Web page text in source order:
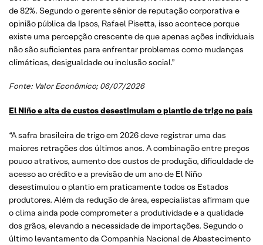
de 82%. Segundo o gerente sênior de reputação corporativa e
opinião pública da Ipsos, Rafael Pisetta, isso acontece porque
existe uma percepção crescente de que apenas ações individuais
não são suficientes para enfrentar problemas como mudanças
climáticas, desigualdade ou inclusão social.”
Fonte: Valor Econômico; 06/07/2026
El Niño e alta de custos desestimulam o plantio de trigo no país
“A safra brasileira de trigo em 2026 deve registrar uma das
maiores retrações dos últimos anos. A combinação entre preços
pouco atrativos, aumento dos custos de produção, dificuldade de
acesso ao crédito e a previsão de um ano de El Niño
desestimulou o plantio em praticamente todos os Estados
produtores. Além da redução de área, especialistas afirmam que
o clima ainda pode comprometer a produtividade e a qualidade
dos grãos, elevando a necessidade de importações. Segundo o
último levantamento da Companhia Nacional de Abastecimento